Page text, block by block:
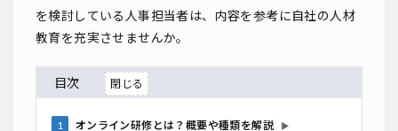
を検討している人事担当者は、内容を参考に自社の人材
教育を充実させませんか。
目次
1 オンライン研修とは？概要や種類を解説 ▶